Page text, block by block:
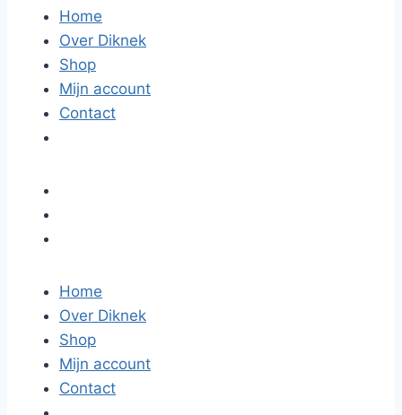
Home
Over Diknek
Shop
Mijn account
Contact
Home
Over Diknek
Shop
Mijn account
Contact